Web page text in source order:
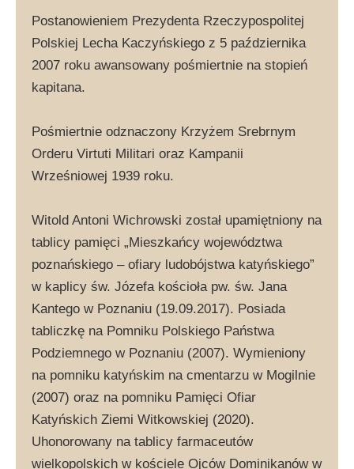
Postanowieniem Prezydenta Rzeczypospolitej
Polskiej Lecha Kaczyńskiego z 5 października
2007 roku awansowany pośmiertnie na stopień
kapitana.
Pośmiertnie odznaczony Krzyżem Srebrnym
Orderu Virtuti Militari oraz Kampanii
Wrześniowej 1939 roku.
Witold Antoni Wichrowski został upamiętniony na
tablicy pamięci „Mieszkańcy województwa
poznańskiego – ofiary ludobójstwa katyńskiego”
w kaplicy św. Józefa kościoła pw. św. Jana
Kantego w Poznaniu (19.09.2017). Posiada
tabliczkę na Pomniku Polskiego Państwa
Podziemnego w Poznaniu (2007). Wymieniony
na pomniku katyńskim na cmentarzu w Mogilnie
(2007) oraz na pomniku Pamięci Ofiar
Katyńskich Ziemi Witkowskiej (2020).
Uhonorowany na tablicy farmaceutów
wielkopolskich w kościele Ojców Dominikanów w